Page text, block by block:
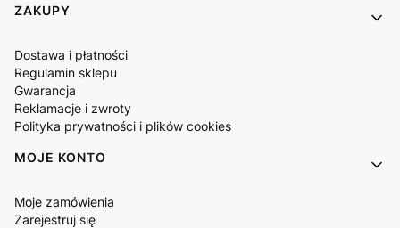
Linki w stopce
ZAKUPY
Dostawa i płatności
Regulamin sklepu
Gwarancja
Reklamacje i zwroty
Polityka prywatności i plików cookies
MOJE KONTO
Moje zamówienia
Zarejestruj się